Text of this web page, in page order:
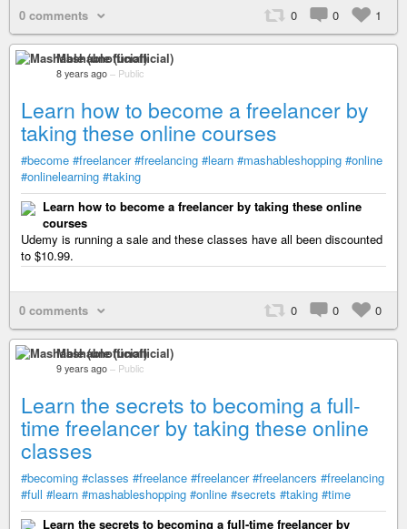
0 comments 0 0 1
Mashable (unofficial)
8 years ago – Public
Learn how to become a freelancer by
taking these online courses
#become #freelancer #freelancing #learn #mashableshopping #online
#onlinelearning #taking
Learn how to become a freelancer by taking these online
courses
Udemy is running a sale and these classes have all been discounted
to $10.99.
0 comments 0 0 0
Mashable (unofficial)
9 years ago – Public
Learn the secrets to becoming a full-
time freelancer by taking these online
classes
#becoming #classes #freelance #freelancer #freelancers #freelancing
#full #learn #mashableshopping #online #secrets #taking #time
Learn the secrets to becoming a full-time freelancer by